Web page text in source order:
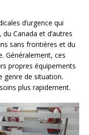
d’urgence qui
Canada et d’autres
sans frontières et du
Généralement, ces
propres équipements
genre de situation.
plus rapidement.